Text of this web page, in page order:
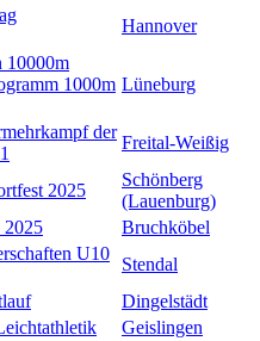
Hannover
10000m
1000m Lüneburg
der
Freital-Weißig
2025
Schönberg
(Lauenburg)
Bruchköbel
U10
Stendal
Dingelstädt
Geislingen